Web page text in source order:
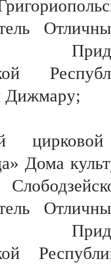
Дижмару;
цирковой
Дома